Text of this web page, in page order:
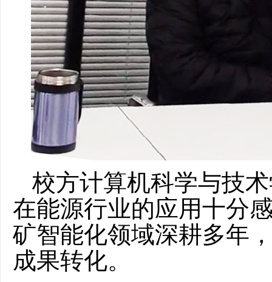
校方计算机科学与技术
在能源行业的应用十分
矿智能化领域深耕多年
成果转化。